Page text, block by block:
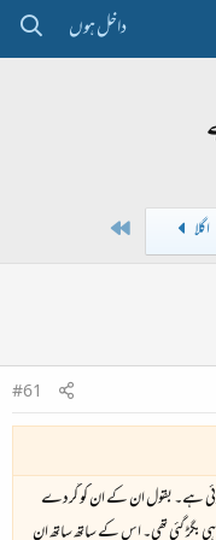
داخل ہوں
اگلا
#61
ہوئی ہے۔ بقول ان کے ان کو گردے
بگڑ گئی تھی۔ اس کے ساتھ ساتھ ان